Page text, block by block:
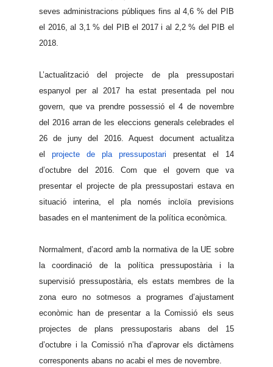
seves administracions públiques fins al 4,6 % del PIB
el 2016, al 3,1 % del PIB el 2017 i al 2,2 % del PIB el
2018.
L’actualització del projecte de pla pressupostari
espanyol per al 2017 ha estat presentada pel nou
govern, que va prendre possessió el 4 de novembre
del 2016 arran de les eleccions generals celebrades el
26 de juny del 2016. Aquest document actualitza
el projecte de pla pressupostari presentat el 14
d’octubre del 2016. Com que el govern que va
presentar el projecte de pla pressupostari estava en
situació interina, el pla només incloïa previsions
basades en el manteniment de la política econòmica.
Normalment, d’acord amb la normativa de la UE sobre
la coordinació de la política pressupostària i la
supervisió pressupostària, els estats membres de la
zona euro no sotmesos a programes d’ajustament
econòmic han de presentar a la Comissió els seus
projectes de plans pressupostaris abans del 15
d’octubre i la Comissió n’ha d’aprovar els dictàmens
corresponents abans no acabi el mes de novembre.